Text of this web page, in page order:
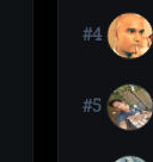
#4
#5